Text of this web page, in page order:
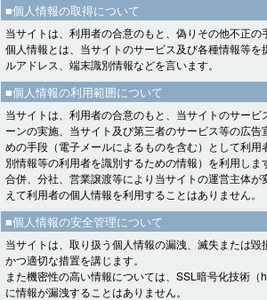
■個人情報の取得について
当サイトは、利用者の合意のもと、偽りその他不正の
個人情報とは、当サイトのサービス及び各種情報等
ルアドレス、端末識別情報などを言います。
■個人情報の利用範囲について
当サイトは、利用者の合意のもと、当サイトのサー
ーンの実施、当サイト及び第三者のサービス等の広
めの手段（電子メールによるものを含む）として利
別情報等の利用者を識別するための情報）を利用しま
合併、分社、営業譲渡等により当サイトの運営主体
えて利用者の個人情報を利用することはありません。
■個人情報の安全管理について
当サイトは、取り扱う個人情報の漏洩、滅失または
かつ適切な措置を講じます。
また機密性の高い情報については、SSL暗号化技術
に情報が漏洩することはありません。